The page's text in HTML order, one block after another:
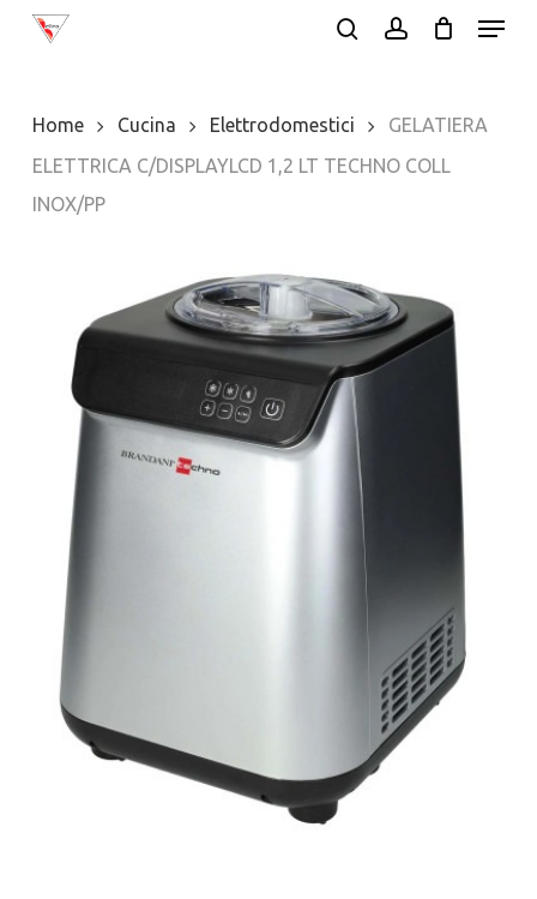
Skip
content
Menu
Home Cucina Elettrodomestici
GELATIERA
ELETTRICA C/DISPLAYLCD 1,2 LT TECHNO COLL
INOX/PP